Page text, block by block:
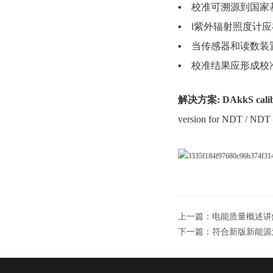
▪ 校准可溯源到国家
▪ l紫外辐射照度计应
▪ 当传感器和读数装
▪ 校准结果应形成校
解决方案: DAkkS
version for NDT / NDT
上一篇： 电能质量概述
下一篇： 符合新版新能